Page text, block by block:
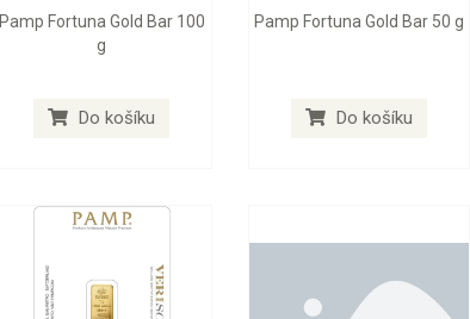
Pamp Fortuna Gold Bar 100
g
Do košíku
Pamp Fortuna Gold Bar 50 g
Do košíku